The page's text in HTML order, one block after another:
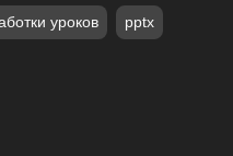
уроков pptx